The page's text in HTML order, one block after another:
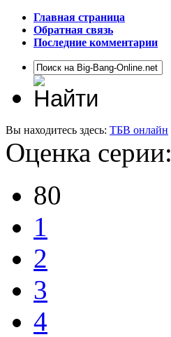
Главная страница
Обратная связь
Последние комментарии
Вы находитесь здесь: ТБВ онлайн
Оценка серии:
80
1
2
3
4